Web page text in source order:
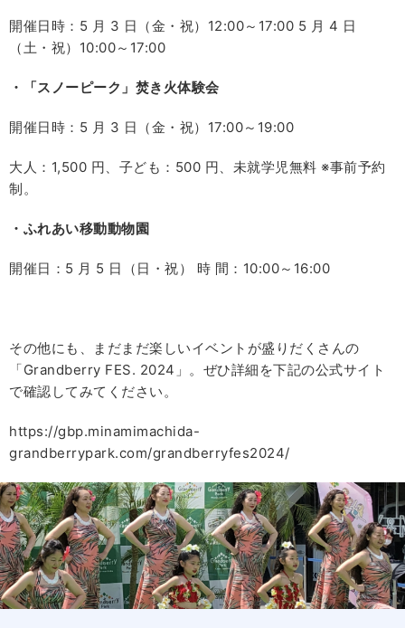
開催日時：5 月 3 日（金・祝）12:00～17:00 5 月 4 日
（土・祝）10:00～17:00
・「スノーピーク」焚き火体験会
開催日時：5 月 3 日（金・祝）17:00～19:00
大人：1,500 円、子ども：500 円、未就学児無料 ※事前予約
制。
・ふれあい移動動物園
開催日：5 月 5 日（日・祝） 時 間：10:00～16:00
その他にも、まだまだ楽しいイベントが盛りだくさんの
「Grandberry FES. 2024」。ぜひ詳細を下記の公式サイト
で確認してみてください。
https://gbp.minamimachida-
grandberrypark.com/grandberryfes2024/